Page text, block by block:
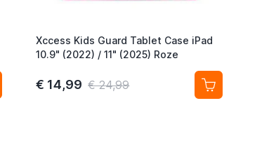
Xccess Kids Guard Tablet Case iPad
10.9" (2022) / 11" (2025) Roze
€ 14,99 € 24,99